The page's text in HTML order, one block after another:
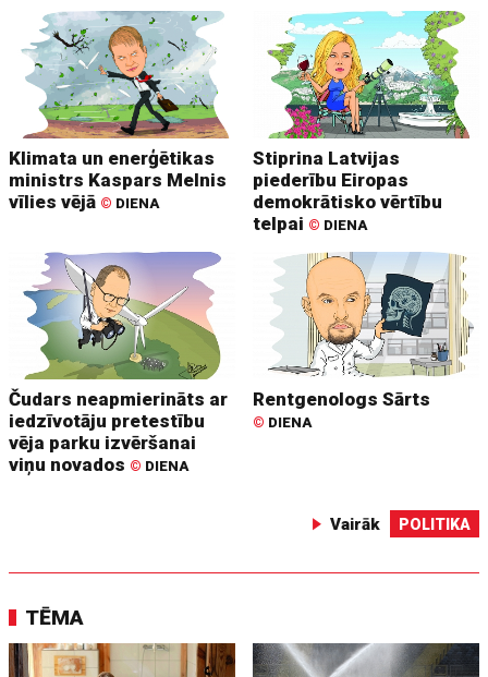
Klimata un enerģētikas
ministrs Kaspars Melnis
vīlies vējā © DIENA
Stiprina Latvijas
piederību Eiropas
demokrātisko vērtību
telpai © DIENA
Čudars neapmierināts ar
iedzīvotāju pretestību
vēja parku izvēršanai
viņu novados © DIENA
Rentgenologs Sārts
© DIENA
Vairāk POLITIKA
TĒMA